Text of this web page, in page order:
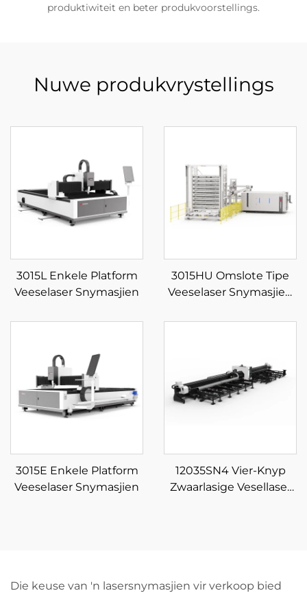
produktiwiteit en beter produkvoorstellings.
Nuwe produkvrystellings
3015L Enkele Platform
Veeselaser Snymasjien
3015HU Omslote Tipe
Veeselaser Snymasjien
en Aflaai
3015E Enkele Platform
Veeselaser Snymasjien
12035SN4 Vier-Knyp
Zwaarlasige Vesellaser
Die keuse van 'n lasersnymasjien vir verkoop bied